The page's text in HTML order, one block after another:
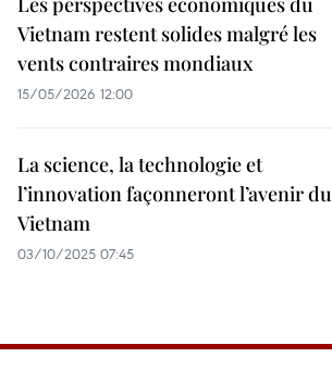
Vietnam restent solides malgré les
vents contraires mondiaux
15/05/2026 12:00
La science, la technologie et
l’innovation façonneront l’avenir du
Vietnam
03/10/2025 07:45